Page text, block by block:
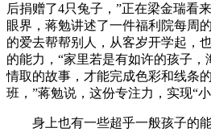
后捐赠了4只兔子，”正在梁金瑞看
眼界，蒋勉讲述了一件福利院每周
的爱去帮帮别人，从客岁开学起，
的能力，“家里若是有如许的孩子
情取的故事，才能完成色彩和线条
班，”蒋勉说，这份专注力，实现“小
身上也有一些超乎一般孩子的能